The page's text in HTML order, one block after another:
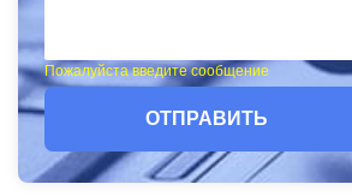
Пожалуйста введите сообщение
ОТПРАВИТЬ